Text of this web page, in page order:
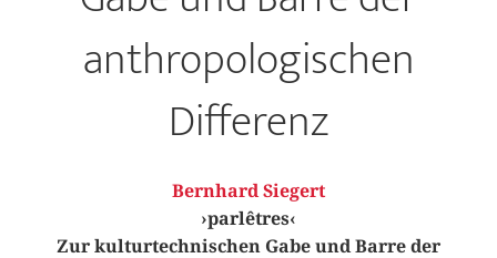
anthropologischen
Differenz
Bernhard Siegert
›parlêtres‹
Zur kulturtechnischen Gabe und Barre der